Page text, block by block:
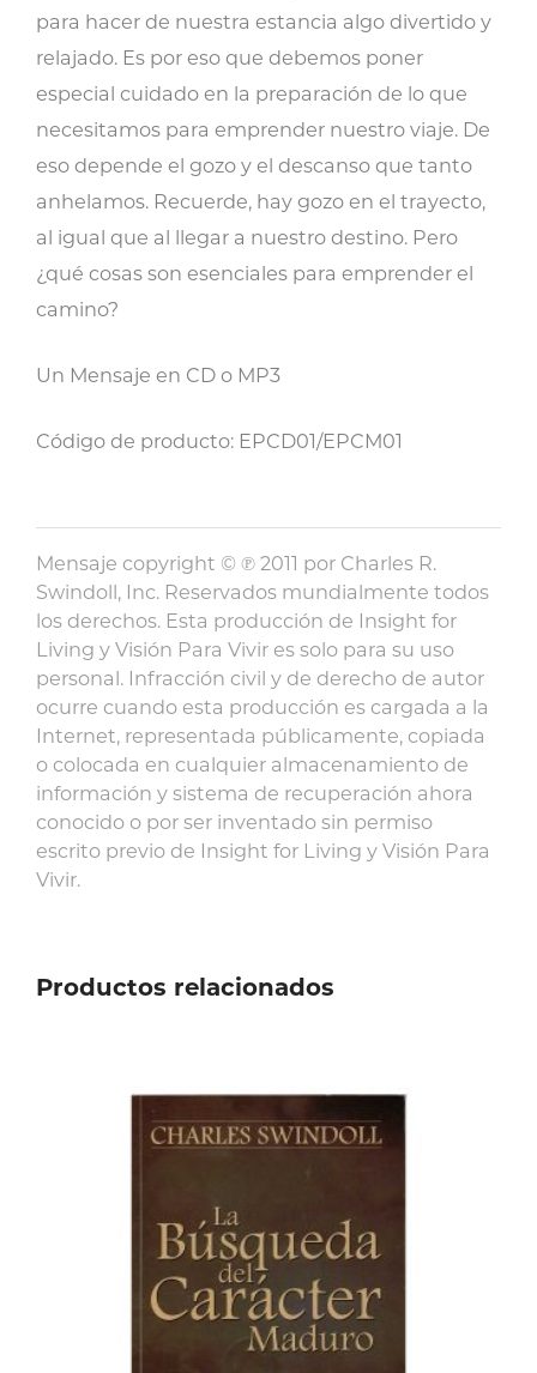
para hacer de nuestra estancia algo divertido y
relajado. Es por eso que debemos poner
especial cuidado en la preparación de lo que
necesitamos para emprender nuestro viaje. De
eso depende el gozo y el descanso que tanto
anhelamos. Recuerde, hay gozo en el trayecto,
al igual que al llegar a nuestro destino. Pero
¿qué cosas son esenciales para emprender el
camino?
Un Mensaje en CD o MP3
Código de producto: EPCD01/EPCM01
Mensaje copyright © ℗ 2011 por Charles R.
Swindoll, Inc. Reservados mundialmente todos
los derechos. Esta producción de Insight for
Living y Visión Para Vivir es solo para su uso
personal. Infracción civil y de derecho de autor
ocurre cuando esta producción es cargada a la
Internet, representada públicamente, copiada
o colocada en cualquier almacenamiento de
información y sistema de recuperación ahora
conocido o por ser inventado sin permiso
escrito previo de Insight for Living y Visión Para
Vivir.
Productos relacionados